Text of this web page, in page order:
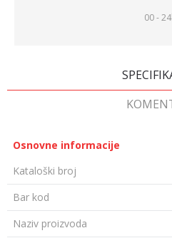
00 -
Osnovne informacije
Kataloški broj
Bar kod
Naziv proizvoda